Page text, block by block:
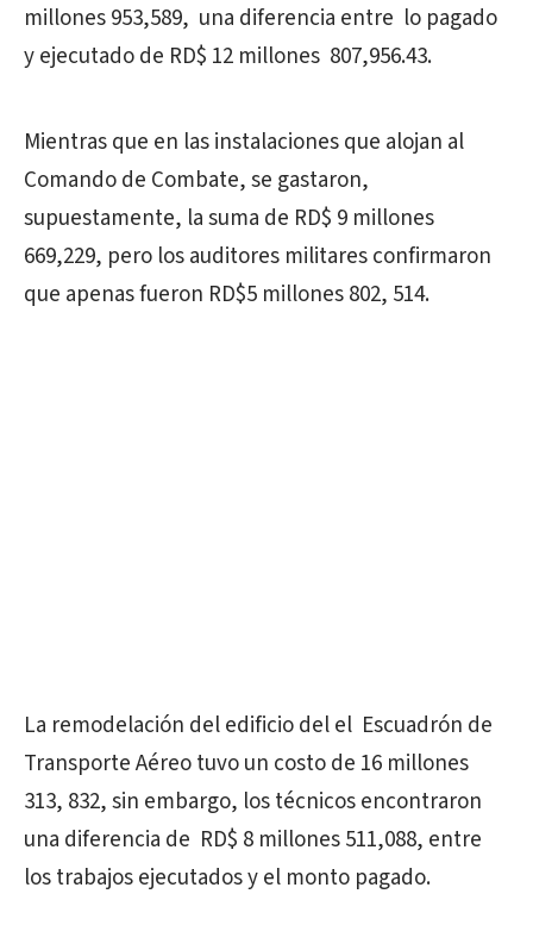
millones 953,589, una diferencia entre lo pagado
y ejecutado de RD$ 12 millones 807,956.43.
Mientras que en las instalaciones que alojan al
Comando de Combate, se gastaron,
supuestamente, la suma de RD$ 9 millones
669,229, pero los auditores militares confirmaron
que apenas fueron RD$5 millones 802, 514.
La remodelación del edificio del el Escuadrón de
Transporte Aéreo tuvo un costo de 16 millones
313, 832, sin embargo, los técnicos encontraron
una diferencia de RD$ 8 millones 511,088, entre
los trabajos ejecutados y el monto pagado.